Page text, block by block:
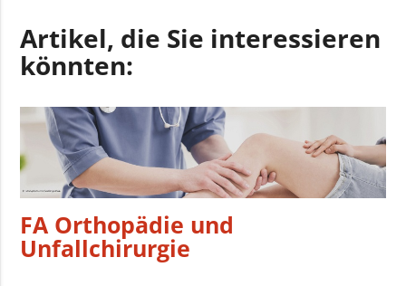
Artikel, die Sie interessieren
könnten:
FA Orthopädie und
Unfallchirurgie